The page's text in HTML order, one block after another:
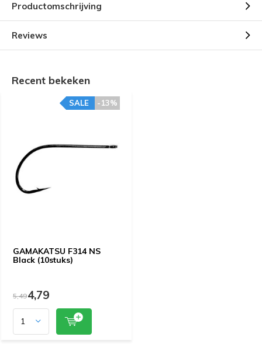
Productomschrijving
Reviews
Recent bekeken
GAMAKATSU F314 NS
Black (10stuks)
-13%
SALE
5,494,79